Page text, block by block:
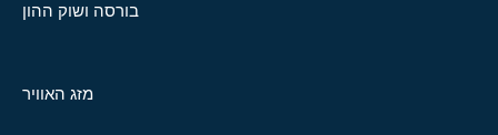
בורסה ושוק ההון
מזג האוויר